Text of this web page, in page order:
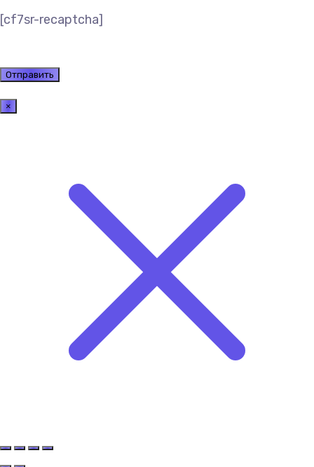
[cf7sr-recaptcha]
×